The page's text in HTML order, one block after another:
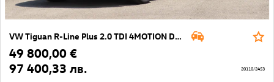
VW Tiguan R-Line Plus 2.0 TDI 4MOTION DSG
49 800,00 €
97 400,33 лв.
20110/2453